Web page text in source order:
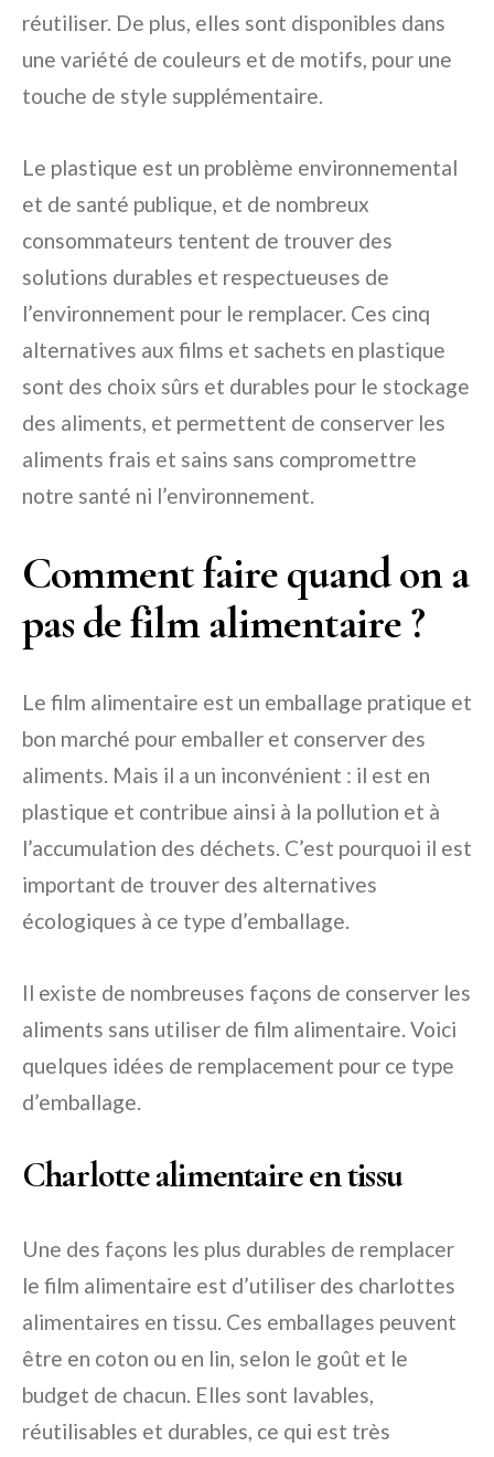
réutiliser. De plus, elles sont disponibles dans
une variété de couleurs et de motifs, pour une
touche de style supplémentaire.
Le plastique est un problème environnemental
et de santé publique, et de nombreux
consommateurs tentent de trouver des
solutions durables et respectueuses de
l’environnement pour le remplacer. Ces cinq
alternatives aux films et sachets en plastique
sont des choix sûrs et durables pour le stockage
des aliments, et permettent de conserver les
aliments frais et sains sans compromettre
notre santé ni l’environnement.
Comment faire quand on a
pas de film alimentaire ?
Le film alimentaire est un emballage pratique et
bon marché pour emballer et conserver des
aliments. Mais il a un inconvénient : il est en
plastique et contribue ainsi à la pollution et à
l’accumulation des déchets. C’est pourquoi il est
important de trouver des alternatives
écologiques à ce type d’emballage.
Il existe de nombreuses façons de conserver les
aliments sans utiliser de film alimentaire. Voici
quelques idées de remplacement pour ce type
d’emballage.
Charlotte alimentaire en tissu
Une des façons les plus durables de remplacer
le film alimentaire est d’utiliser des charlottes
alimentaires en tissu. Ces emballages peuvent
être en coton ou en lin, selon le goût et le
budget de chacun. Elles sont lavables,
réutilisables et durables, ce qui est très